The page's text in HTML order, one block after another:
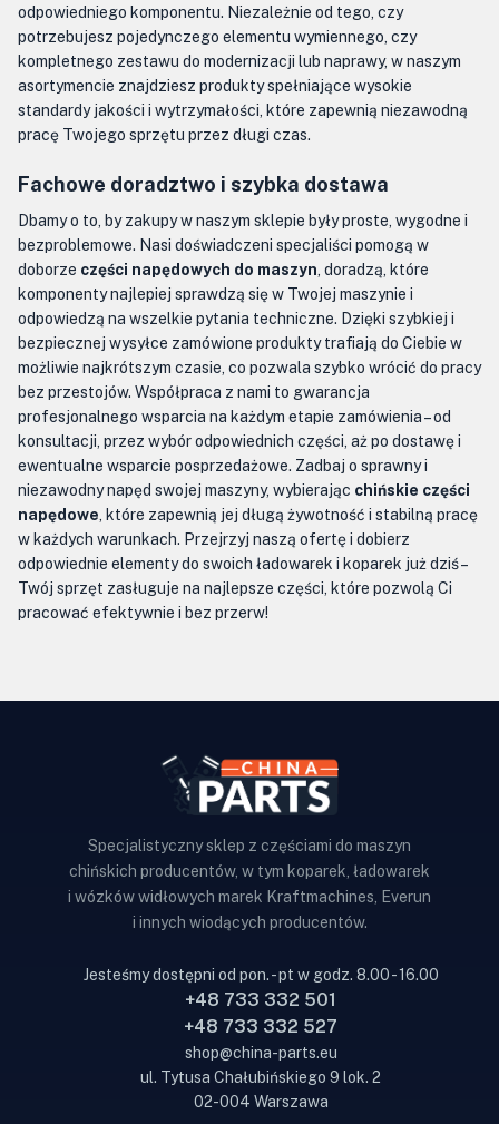
odpowiedniego komponentu. Niezależnie od tego, czy
potrzebujesz pojedynczego elementu wymiennego, czy
kompletnego zestawu do modernizacji lub naprawy, w naszym
asortymencie znajdziesz produkty spełniające wysokie
standardy jakości i wytrzymałości, które zapewnią niezawodną
pracę Twojego sprzętu przez długi czas.
Fachowe doradztwo i szybka dostawa
Dbamy o to, by zakupy w naszym sklepie były proste, wygodne i
bezproblemowe. Nasi doświadczeni specjaliści pomogą w
doborze części napędowych do maszyn , doradzą, które
komponenty najlepiej sprawdzą się w Twojej maszynie i
odpowiedzą na wszelkie pytania techniczne. Dzięki szybkiej i
bezpiecznej wysyłce zamówione produkty trafiają do Ciebie w
możliwie najkrótszym czasie, co pozwala szybko wrócić do pracy
bez przestojów. Współpraca z nami to gwarancja
profesjonalnego wsparcia na każdym etapie zamówienia – od
konsultacji, przez wybór odpowiednich części, aż po dostawę i
ewentualne wsparcie posprzedażowe. Zadbaj o sprawny i
niezawodny napęd swojej maszyny, wybierając chińskie części
napędowe , które zapewnią jej długą żywotność i stabilną pracę
w każdych warunkach. Przejrzyj naszą ofertę i dobierz
odpowiednie elementy do swoich ładowarek i koparek już dziś –
Twój sprzęt zasługuje na najlepsze części, które pozwolą Ci
pracować efektywnie i bez przerw!
Specjalistyczny sklep z częściami do maszyn
chińskich producentów, w tym koparek, ładowarek
i wózków widłowych marek Kraftmachines, Everun
i innych wiodących producentów.
Jesteśmy dostępni od pon. - pt w godz. 8.00 - 16.00
+48 733 332 501
+48 733 332 527
shop@china-parts.eu
ul. Tytusa Chałubińskiego 9 lok. 2
02-004 Warszawa